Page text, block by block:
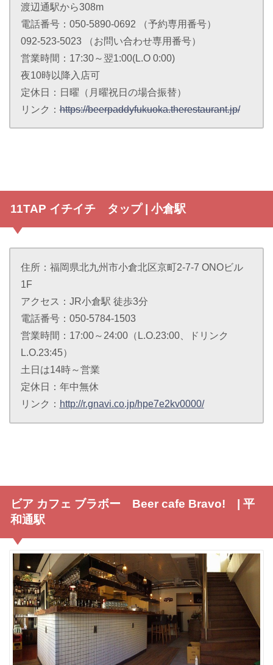
渡辺通駅から308m
電話番号：050-5890-0692 （予約専用番号）
092-523-5023 （お問い合わせ専用番号）
営業時間：17:30～翌1:00(L.O 0:00)
夜10時以降入店可
定休日：日曜（月曜祝日の場合振替）
リンク：https://beerpaddyfukuoka.therestaurant.jp/
11TAP イチイチ タップ | 小倉駅
住所：福岡県北九州市小倉北区京町2-7-7 ONOビル
1F
アクセス：JR小倉駅 徒歩3分
電話番号：050-5784-1503
営業時間：17:00～24:00（L.O.23:00、ドリンク
L.O.23:45）
土日は14時～営業
定休日：年中無休
リンク： http://r.gnavi.co.jp/hpe7e2kv0000/
ビア カフェ ブラボー Beer cafe Bravo! | 平
和通駅